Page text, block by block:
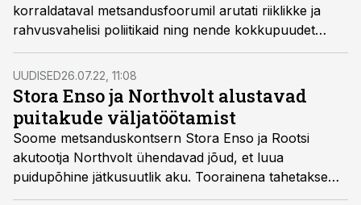
korraldataval metsandusfoorumil arutati riiklikke ja
rahvusvahelisi poliitikaid ning nende kokkupuudet
metsandusega. Samuti kuulati ja arutleti uute
tehnoloogiate ja suundumuste üle, kirjutab keskühistu
Eramets TÜ tegevjuht ja EPKK nõukogu aseesimees
Priit Põllumäe.
UUDISED26.07.22, 11:08
Stora Enso ja Northvolt alustavad
puitakude väljatöötamist
Soome metsanduskontsern Stora Enso ja Rootsi
akutootja Northvolt ühendavad jõud, et luua
puidupõhine jätkusuutlik aku. Toorainena tahetakse
kasutada Põhjamaade metsadest pärit puidust